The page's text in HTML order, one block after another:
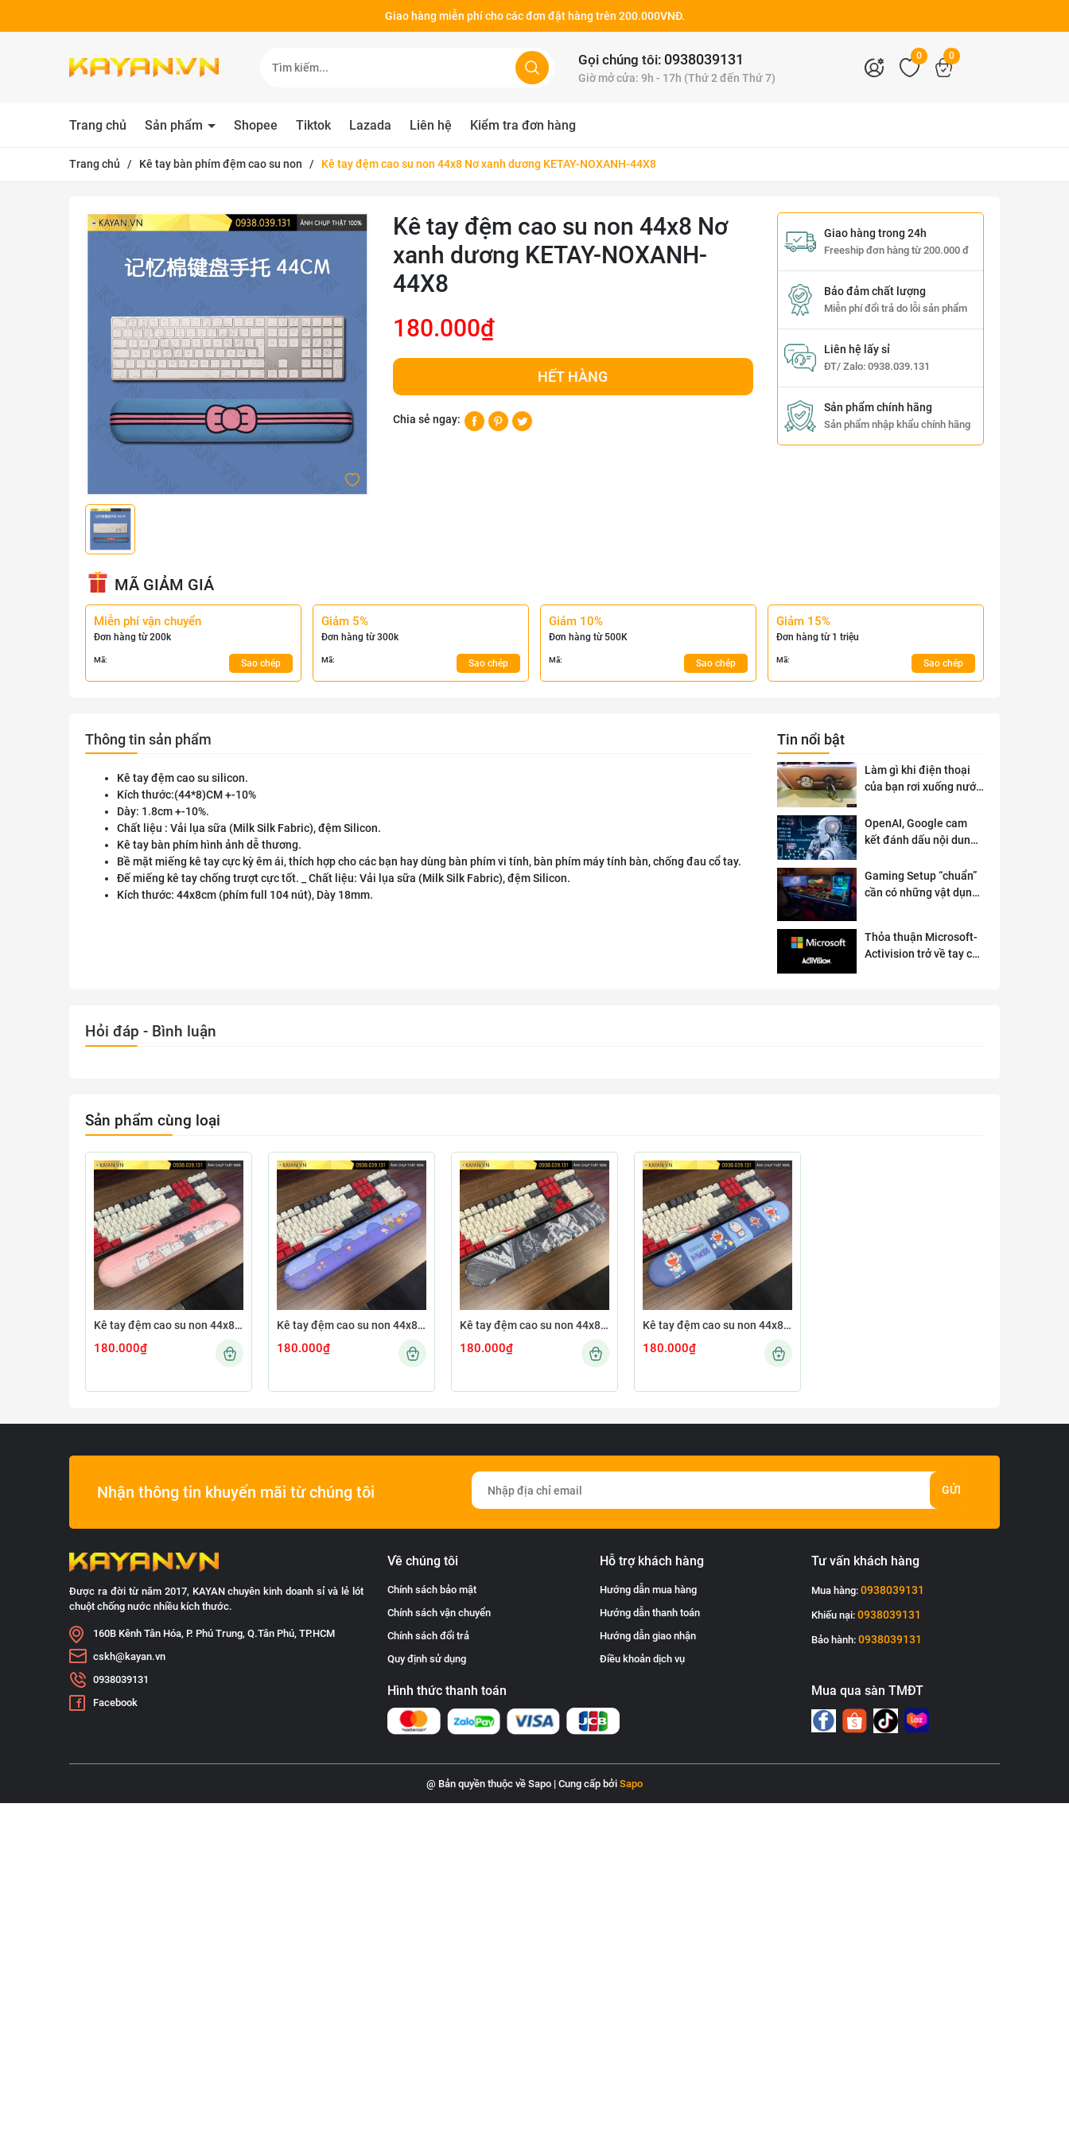
Giao hàng miễn phí cho các đơn đặt hàng trên 200.000VNĐ.
Gọi chúng tôi: 0938039131
Giờ mở cửa: 9h - 17h (Thứ 2 đến Thứ 7)
0 0
Trang chủ Sản phẩm Shopee Tiktok Lazada Liên hệ Kiểm tra đơn hàng
Trang chủ / Kê tay bàn phím đệm cao su non / Kê tay đệm cao su non 44x8 Nơ xanh dương KETAY-NOXANH-44X8
Kê tay đệm cao su non 44x8 Nơ
xanh dương KETAY-NOXANH-
44X8
180.000₫
HẾT HÀNG
Chia sẻ ngay:
Giao hàng trong 24h
Freeship đơn hàng từ 200.000 đ
Bảo đảm chất lượng
Miễn phí đổi trả do lỗi sản phẩm
Liên hệ lấy sỉ
ĐT/ Zalo: 0938.039.131
Sản phẩm chính hãng
Sản phẩm nhập khẩu chính hãng
MÃ GIẢM GIÁ
Miễn phí vận chuyển
Đơn hàng từ 200k
Mã: Sao chép
Giảm 5%
Đơn hàng từ 300k
Mã: Sao chép
Giảm 10%
Đơn hàng từ 500K
Mã: Sao chép
Giảm 15%
Đơn hàng từ 1 triệu
Mã: Sao chép
Thông tin sản phẩm
Kê tay đệm cao su silicon.
Kích thước:(44*8)CM +-10%
Dày: 1.8cm +-10%.
Chất liệu : Vải lụa sữa (Milk Silk Fabric), đệm Silicon.
Kê tay bàn phím hình ảnh dễ thương.
Bề mặt miếng kê tay cực kỳ êm ái, thích hợp cho các bạn hay dùng bàn phím vi tính, bàn phím máy tính bàn, chống đau cổ tay.
Đế miếng kê tay chống trượt cực tốt. _ Chất liệu: Vải lụa sữa (Milk Silk Fabric), đệm Silicon.
Kích thước: 44x8cm (phím full 104 nút), Dày 18mm.
Tin nổi bật
Làm gì khi điện thoại
của bạn rơi xuống nước
OpenAI, Google cam
kết đánh dấu nội dung
Gaming Setup “chuẩn”
cần có những vật dụng
Thỏa thuận Microsoft-
Activision trở về tay cơ
Hỏi đáp - Bình luận
Sản phẩm cùng loại
Kê tay đệm cao su non 44x8 KETAY-CUTE76-44X8
180.000₫
Kê tay đệm cao su non 44x8 KETAY-CUTE78-44X8
180.000₫
Kê tay đệm cao su non 44x8 KETAY-GUNDAM26-44X8
180.000₫
Kê tay đệm cao su non 44x8 KETAY-DORA07-44X8
180.000₫
Nhận thông tin khuyến mãi từ chúng tôi GỬI
Được ra đời từ năm 2017, KAYAN chuyên kinh doanh sỉ và lẻ lót
chuột chống nước nhiều kích thước.
160B Kênh Tân Hóa, P. Phú Trung, Q.Tân Phú, TP.HCM
cskh@kayan.vn
0938039131
Facebook
Về chúng tôi
Chính sách bảo mật
Chính sách vận chuyển
Chính sách đổi trả
Quy định sử dụng
Hỗ trợ khách hàng
Hướng dẫn mua hàng
Hướng dẫn thanh toán
Hướng dẫn giao nhận
Điều khoản dịch vụ
Tư vấn khách hàng
Mua hàng:0938039131
Khiếu nại:0938039131
Bảo hành:0938039131
Hình thức thanh toán Mua qua sàn TMĐT
@ Bản quyền thuộc về Sapo | Cung cấp bởi Sapo